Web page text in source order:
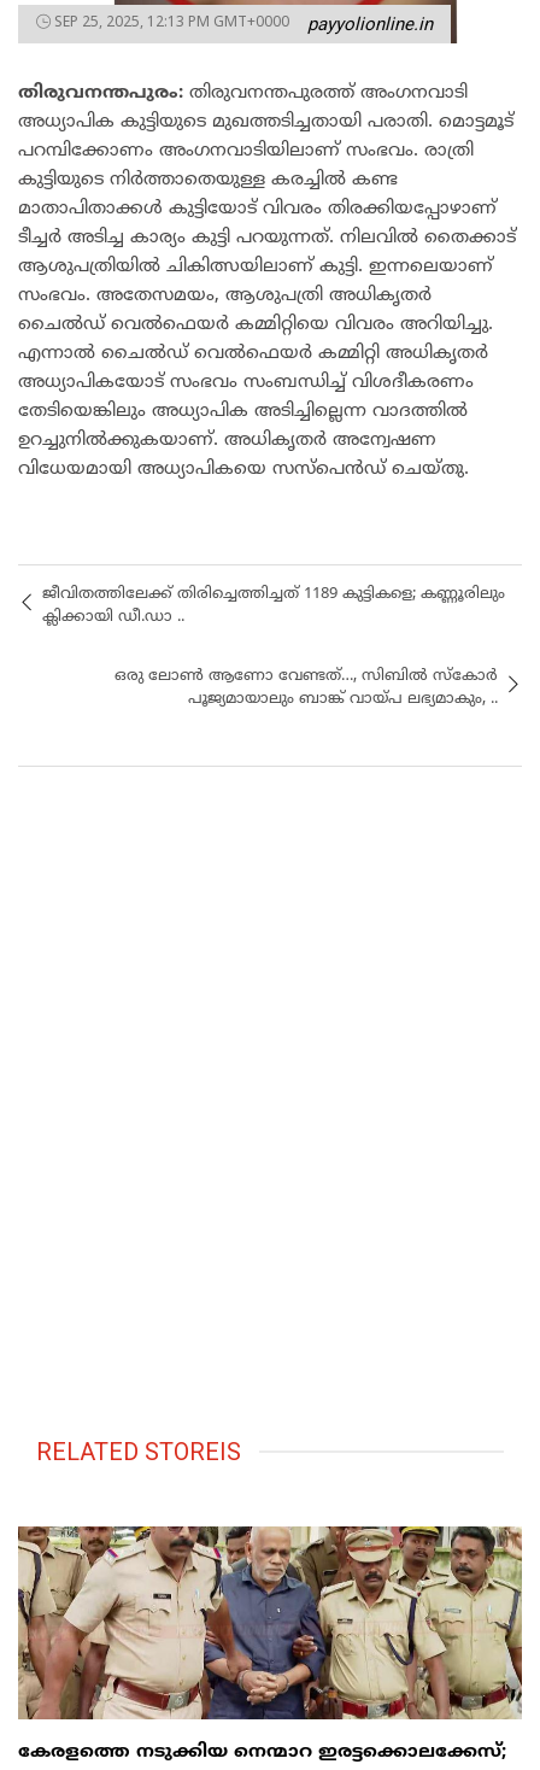
SEP 25, 2025, 12:13 PM GMT+0000 payyolionline.in
തിരുവനന്തപുരം: തിരുവനന്തപുരത്ത് അംഗനവാടി
അധ്യാപിക കുട്ടിയുടെ മുഖത്തടിച്ചതായി പരാതി. മൊട്ടമൂട്
പറമ്പിക്കോണം അംഗനവാടിയിലാണ് സംഭവം. രാത്രി
കുട്ടിയുടെ നിർത്താതെയുള്ള കരച്ചിൽ കണ്ട
മാതാപിതാക്കൾ കുട്ടിയോട് വിവരം തിരക്കിയപ്പോഴാണ്
ടീച്ചർ അടിച്ച കാര്യം കുട്ടി പറയുന്നത്. നിലവിൽ തൈക്കാട്
ആശുപത്രിയിൽ ചികിത്സയിലാണ് കുട്ടി. ഇന്നലെയാണ്
സംഭവം. അതേസമയം, ആശുപത്രി അധികൃതർ
ചൈൽഡ് വെൽഫെയർ കമ്മിറ്റിയെ വിവരം അറിയിച്ചു.
എന്നാൽ ചൈൽഡ് വെൽഫെയർ കമ്മിറ്റി അധികൃതർ
അധ്യാപികയോട് സംഭവം സംബന്ധിച്ച് വിശദീകരണം
തേടിയെങ്കിലും അധ്യാപിക അടിച്ചില്ലെന്ന വാദത്തിൽ
ഉറച്ചുനിൽക്കുകയാണ്. അധികൃതർ അന്വേഷണ
വിധേയമായി അധ്യാപികയെ സസ്പെൻഡ് ചെയ്തു.
ജീവിതത്തിലേക്ക് തിരിച്ചെത്തിച്ചത് 1189 കുട്ടികളെ; കണ്ണൂരിലും
ക്ലിക്കായി ഡീ.ഡാ ..
ഒരു ലോൺ ആണോ വേണ്ടത്…, സിബിൽ സ്കോർ
പൂജ്യമായാലും ബാങ്ക് വായ്പ ലഭ്യമാകും, ..
RELATED STOREIS
കേരളത്തെ നടുക്കിയ നെന്മാറ ഇരട്ടക്കൊലക്കേസ്;